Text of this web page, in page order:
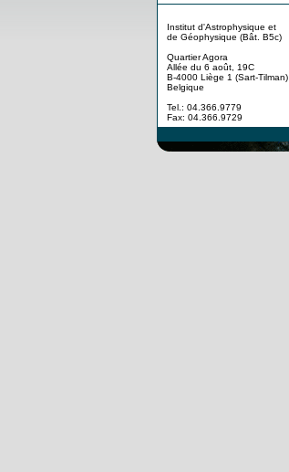
Institut d'Astrophysique et
de Géophysique (Bât. B5c)
Quartier Agora
Allée du 6 août, 19C
B-4000 Liège 1 (Sart-Tilman)
Belgique
Tel.: 04.366.9779
Fax: 04.366.9729